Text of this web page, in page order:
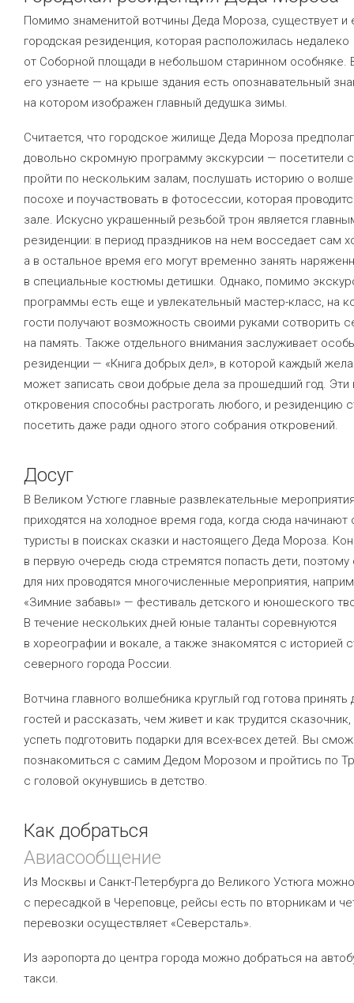
Помимо знаменитой вотчины Деда Мороза, существует и
городская резиденция, которая расположилась недалеко
от Соборной площади в небольшом старинном особняке.
его узнаете — на крыше здания есть опознавательный
на котором изображен главный дедушка зимы.
Считается, что городское жилище Деда Мороза
довольно скромную программу экскурсии — посетители
пройти по нескольким залам, послушать историю о
посохе и поучаствовать в фотосессии, которая
зале. Искусно украшенный резьбой трон является
резиденции: в период праздников на нем восседает сам
а в остальное время его могут временно занять
в специальные костюмы детишки. Однако, помимо
программы есть еще и увлекательный мастер-класс, на
гости получают возможность своими руками сотворить
на память. Также отдельного внимания заслуживает
резиденции — «Книга добрых дел», в которой каждый
может записать свои добрые дела за прошедший год. Эти
откровения способны растрогать любого, и резиденцию
посетить даже ради одного этого собрания откровений.
Досуг
В Великом Устюге главные развлекательные
приходятся на холодное время года, когда сюда начинают
туристы в поисках сказки и настоящего Деда Мороза.
в первую очередь сюда стремятся попасть дети, поэтому
для них проводятся многочисленные мероприятия,
«Зимние забавы» — фестиваль детского и юношеского
В течение нескольких дней юные таланты соревнуются
в хореографии и вокале, а также знакомятся с историей
северного города России.
Вотчина главного волшебника круглый год готова принять
гостей и рассказать, чем живет и как трудится
успеть подготовить подарки для всех-всех детей. Вы
познакомиться с самим Дедом Морозом и пройтись по
с головой окунувшись в детство.
Как добраться
Авиасообщение
Из Москвы и Санкт-Петербурга до Великого Устюга
с пересадкой в Череповце, рейсы есть по вторникам и
перевозки осуществляет «Северсталь».
Из аэропорта до центра города можно добраться на
такси.